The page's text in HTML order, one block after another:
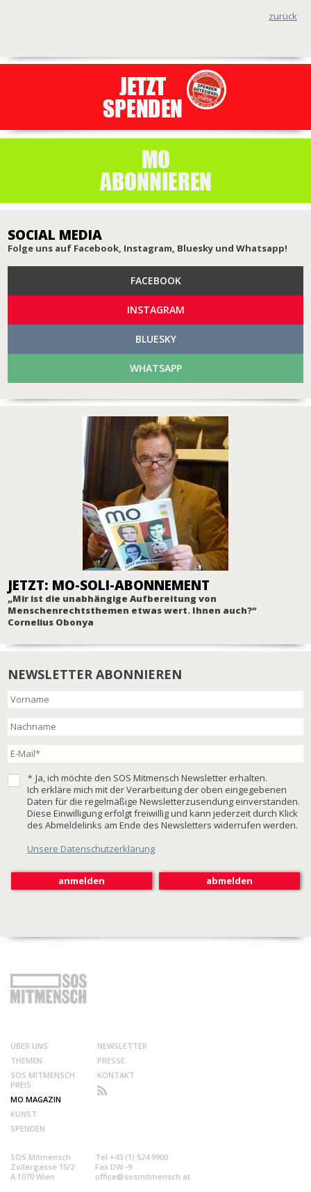
zurück
SOCIAL MEDIA
Folge uns auf Facebook, Instagram, Bluesky und Whatsapp!
FACEBOOK
INSTAGRAM
BLUESKY
WHATSAPP
JETZT: MO-SOLI-ABONNEMENT
„Mir ist die unabhängige Aufbereitung von
Menschenrechtsthemen etwas wert. Ihnen auch?“
Cornelius Obonya
NEWSLETTER ABONNIEREN
* Ja, ich möchte den SOS Mitmensch Newsletter erhalten.
Ich erkläre mich mit der Verarbeitung der oben eingegebenen
Daten für die regelmäßige Newsletterzusendung einverstanden.
Diese Einwilligung erfolgt freiwillig und kann jederzeit durch Klick
des Abmeldelinks am Ende des Newsletters widerrufen werden.
Unsere Datenschutzerklärung
ÜBER UNS
THEMEN
SOS MITMENSCH
PREIS
MO MAGAZIN
KUNST
SPENDEN
NEWSLETTER
PRESSE
KONTAKT
SOS Mitmensch
Zollergasse 15/2
A 1070 Wien
Tel +43 (1) 524 9900
Fax DW -9
office@sosmitmensch.at